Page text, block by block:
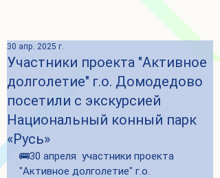
Участники проекта "Активное
долголетие" г.о. Домодедово
посетили с экскурсией
Национальный конный парк
«Русь»
30 апр. 2025 г.
🚌30 апреля  участники проекта
"Активное долголетие" г.о.